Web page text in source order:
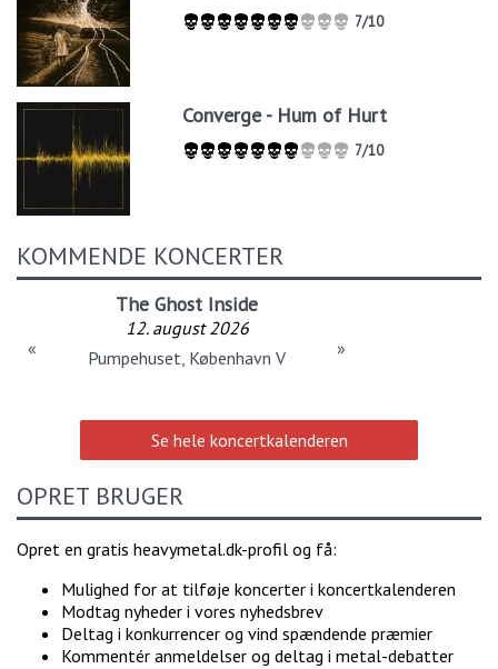
7/10
Converge - Hum of Hurt
7/10
KOMMENDE KONCERTER
The Ghost Inside
12. august 2026
Pumpehuset, København V
« »
Se hele koncertkalenderen
OPRET BRUGER
Opret en gratis heavymetal.dk-profil og få:
Mulighed for at tilføje koncerter i koncertkalenderen
Modtag nyheder i vores nyhedsbrev
Deltag i konkurrencer og vind spændende præmier
Kommentér anmeldelser og deltag i metal-debatter